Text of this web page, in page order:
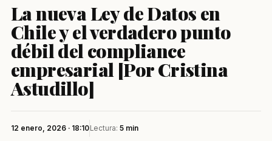
La nueva Ley de Datos en
Chile y el verdadero punto
débil del compliance
empresarial [Por Cristina
Astudillo]
12 enero, 2026 · 18:10Lectura: 5 min